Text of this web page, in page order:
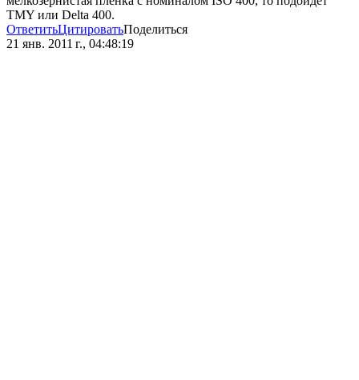
TMY или Delta 400.
ОтветитьЦитироватьПоделиться
21 янв. 2011 г., 04:48:19